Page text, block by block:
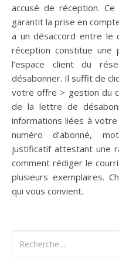
accusé de réception.
garantit la prise en
a un désaccord entre le
réception constitue une
l’espace client du
désabonner. Il suffit de
votre offre > gestion du
de la lettre de
informations liées à
numéro d’abonné,
justificatif attestant une
comment rédiger le
plusieurs exemplaires.
qui vous convient.